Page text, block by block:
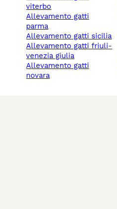
viterbo
allevamento gatti
parma
allevamento gatti sicilia
allevamento gatti friuli-
venezia giulia
allevamento gatti
novara